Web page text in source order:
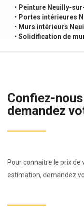
• Peinture Neuilly-
• Portes intérieures
• Murs intérieurs
• Solidification de
Confiez-
demandez
Pour connaitre le prix
estimation, demandez